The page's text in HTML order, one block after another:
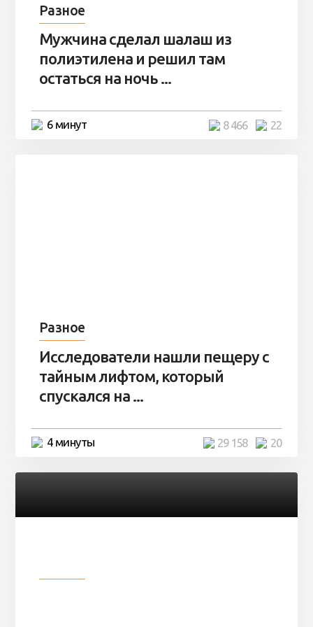
Разное
Мужчина сделал шалаш из
полиэтилена и решил там
остаться на ночь ...
6 минут 22
8 466
Разное
Исследователи нашли пещеру с
тайным лифтом, который
спускался на ...
4 минуты 20
29 158